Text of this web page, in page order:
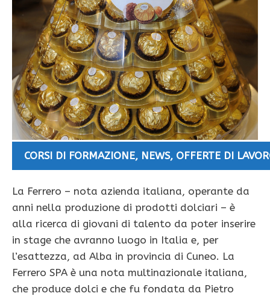
CORSI DI FORMAZIONE, NEWS, OFFERTE DI
La Ferrero – nota azienda italiana, operante da
anni nella produzione di prodotti dolciari – è
alla ricerca di giovani di talento da poter inserire
in stage che avranno luogo in Italia e, per
l’esattezza, ad Alba in provincia di Cuneo. La
Ferrero SPA è una nota multinazionale italiana,
che produce dolci e che fu fondata da Pietro